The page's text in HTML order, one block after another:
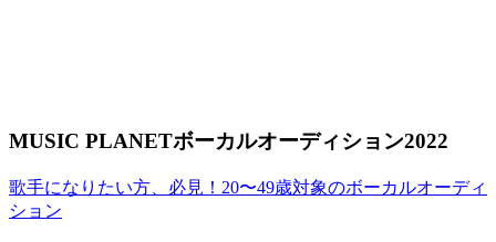
MUSIC PLANETボーカルオーディション2022
歌手になりたい方、必見！20〜49歳対象のボーカルオーディ
ション